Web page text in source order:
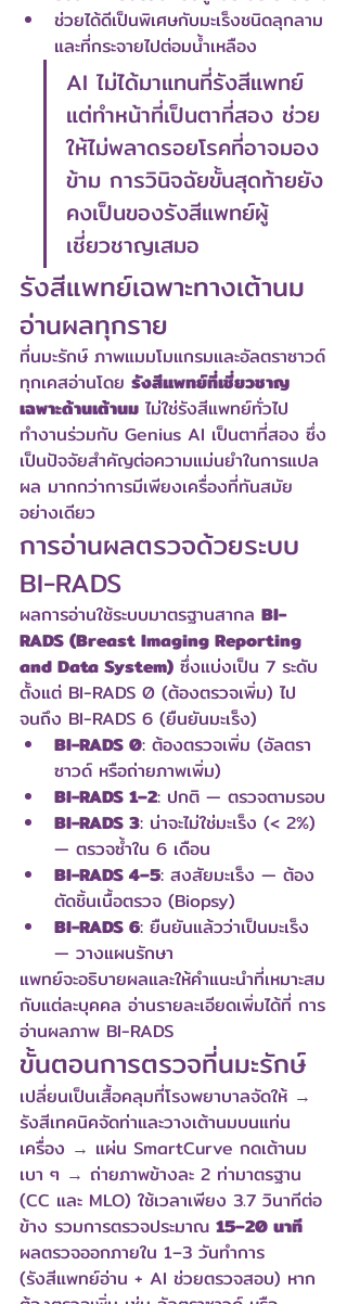
ช่วยได้ดีเป็นพิเศษกับมะเร็งชนิดลุกลาม
และที่กระจายไปต่อมน้ำเหลือง
AI ไม่ได้มาแทนที่รังสีแพทย์
แต่ทำหน้าที่เป็นตาที่สอง ช่วย
ให้ไม่พลาดรอยโรคที่อาจมอง
ข้าม การวินิจฉัยขั้นสุดท้ายยัง
คงเป็นของรังสีแพทย์ผู้
เชี่ยวชาญเสมอ
รังสีแพทย์เฉพาะทางเต้านม
อ่านผลทุกราย
ที่นมะรักษ์ ภาพแมมโมแกรมและอัลตราซาวด์
ทุกเคสอ่านโดย รังสีแพทย์ที่เชี่ยวชาญ
เฉพาะด้านเต้านม ไม่ใช่รังสีแพทย์ทั่วไป
ทำงานร่วมกับ Genius AI เป็นตาที่สอง ซึ่ง
เป็นปัจจัยสำคัญต่อความแม่นยำในการแปล
ผล มากกว่าการมีเพียงเครื่องที่ทันสมัย
อย่างเดียว
การอ่านผลตรวจด้วยระบบ
BI-RADS
ผลการอ่านใช้ระบบมาตรฐานสากล BI-
RADS (Breast Imaging Reporting
and Data System) ซึ่งแบ่งเป็น 7 ระดับ
ตั้งแต่ BI-RADS 0 (ต้องตรวจเพิ่ม) ไป
จนถึง BI-RADS 6 (ยืนยันมะเร็ง)
BI-RADS 0: ต้องตรวจเพิ่ม (อัลตรา
ซาวด์ หรือถ่ายภาพเพิ่ม)
BI-RADS 1–2: ปกติ — ตรวจตามรอบ
BI-RADS 3: น่าจะไม่ใช่มะเร็ง (< 2%)
— ตรวจซ้ำใน 6 เดือน
BI-RADS 4–5: สงสัยมะเร็ง — ต้อง
ตัดชิ้นเนื้อตรวจ (Biopsy)
BI-RADS 6: ยืนยันแล้วว่าเป็นมะเร็ง
— วางแผนรักษา
แพทย์จะอธิบายผลและให้คำแนะนำที่เหมาะสม
กับแต่ละบุคคล อ่านรายละเอียดเพิ่มได้ที่ การ
อ่านผลภาพ BI-RADS
ขั้นตอนการตรวจที่นมะรักษ์
เปลี่ยนเป็นเสื้อคลุมที่โรงพยาบาลจัดให้ →
รังสีเทคนิคจัดท่าและวางเต้านมบนแท่น
เครื่อง → แผ่น SmartCurve กดเต้านม
เบา ๆ → ถ่ายภาพข้างละ 2 ท่ามาตรฐาน
(CC และ MLO) ใช้เวลาเพียง 3.7 วินาทีต่อ
ข้าง รวมการตรวจประมาณ 15–20 นาที
ผลตรวจออกภายใน 1–3 วันทำการ
(รังสีแพทย์อ่าน + AI ช่วยตรวจสอบ) หาก